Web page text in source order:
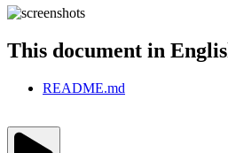
This document in
README.md